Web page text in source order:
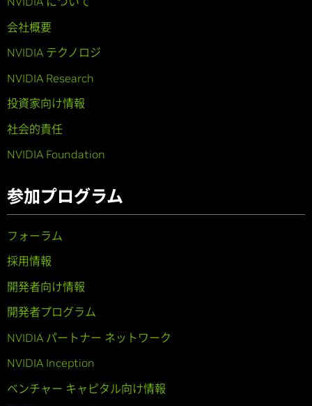
会社概要
NVIDIA テクノロジ
NVIDIA Research
投資家向け情報
社会的責任
NVIDIA Foundation
参加プログラム
フォーラム
採用情報
開発者向け情報
開発者プログラム
NVIDIA パートナー ネットワーク
NVIDIA Inception
ベンチャー キャピタル向け情報